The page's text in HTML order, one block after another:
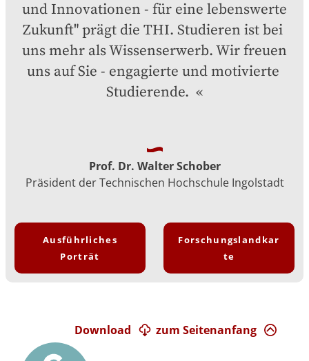
und Innovationen - für eine lebenswerte
Zukunft" prägt die THI. Studieren ist bei
uns mehr als Wissenserwerb. Wir freuen
uns auf Sie - engagierte und motivierte
Studierende.
Prof. Dr. Walter Schober
Präsident der Technischen Hochschule Ingolstadt
Ausführliches
Porträt
Forschungslandkar
te
zum Seitenanfang
Download